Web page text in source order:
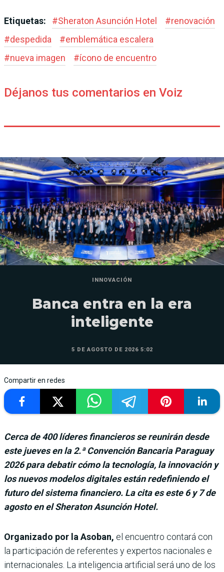
Etiquetas: #Sheraton Asunción Hotel #renovación
#despedida #emblemática escalera
#nueva imagen #ícono de encuentro
Déjanos tus comentarios en Voiz
INNOVACIÓN
Banca entra en la era
inteligente
5 DE AGOSTO DE 2026 5:02
Compartir en redes
Cerca de 400 líderes financieros se reunirán desde
este jueves en la 2.ª Convención Bancaria Paraguay
2026 para debatir cómo la tecnología, la innovación y
los nuevos modelos digitales están redefiniendo el
futuro del sistema financiero. La cita es este 6 y 7 de
agosto en el Sheraton Asunción Hotel.
Organizado por la Asoban, el en­cuentro contará con
la participación de referentes y expertos nacionales e
internacionales. La inteligencia artifi­cial será uno de los